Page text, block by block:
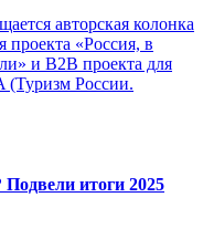
авторская колонка
«Россия, в
и B2B проекта для
(Туризм России.
итоги 2025